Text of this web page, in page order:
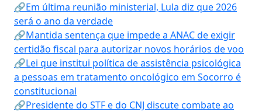
🔗Em última reunião ministerial, Lula diz que 2026
será o ano da verdade
🔗Mantida sentença que impede a ANAC de exigir
certidão fiscal para autorizar novos horários de voo
🔗Lei que institui política de assistência psicológica
a pessoas em tratamento oncológico em Socorro é
constitucional
🔗Presidente do STF e do CNJ discute combate ao